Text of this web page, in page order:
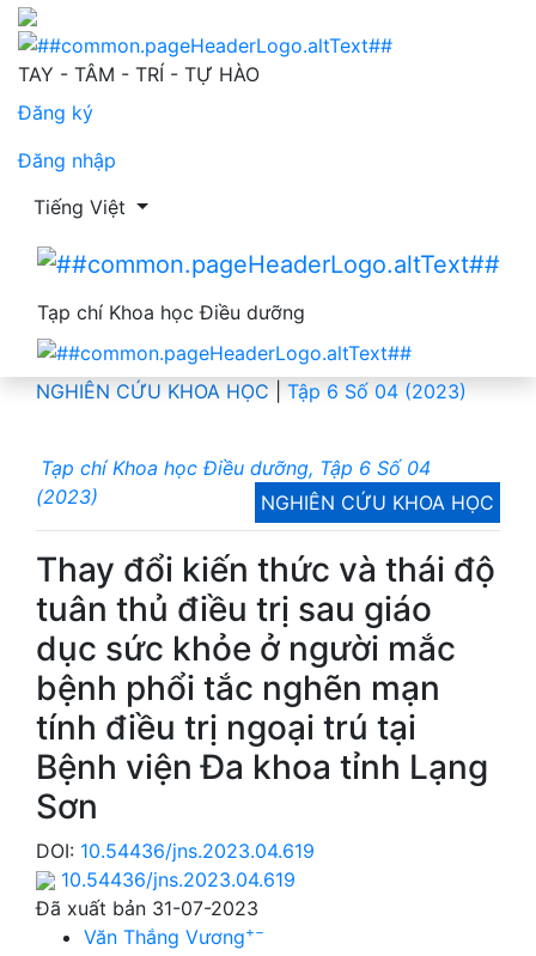
Thay đổi kiến thức và thái độ tuân thủ điều trị sau giáo
TAY - TÂM - TRÍ - TỰ HÀO
Đăng ký
Đăng nhập
Thay đổi ngôn ngữ. Ngôn ngữ hiện tại là:
Tiếng Việt
Tạp chí Khoa học Điều dưỡng
NGHIÊN CỨU KHOA HỌC Tập 6 Số 04 (2023)
Tạp chí Khoa học Điều dưỡng, Tập 6 Số 04
(2023)
NGHIÊN CỨU KHOA HỌC
Thay đổi kiến thức và thái độ
tuân thủ điều trị sau giáo
dục sức khỏe ở người mắc
bệnh phổi tắc nghẽn mạn
tính điều trị ngoại trú tại
Bệnh viện Đa khoa tỉnh Lạng
Sơn
DOI: 10.54436/jns.2023.04.619
10.54436/jns.2023.04.619
Đã xuất bản 31-07-2023
Văn Thắng Vương+−